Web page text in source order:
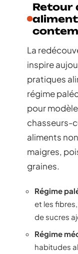
Retour
La
inspire
pratiques
régime
pour
chasseurs-
aliments
maigres,
graines.
Régime
et les
de sucres
Régime
habitudes